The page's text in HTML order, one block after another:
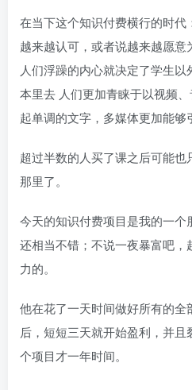
在当下这个知识付费横行的时
越来越认可，或者说越来越愿意
人们浮躁的内心就决定了学生
本里去 人们更加青睐于以视频
起单调的文字，多媒体更加能够
超过半数的人买了课之后可能
那里了。
今天的知识付费项目是我的一
还相当不错；不说一夜暴富吧
力的。
他在花了一天时间做好所有的全
后，短短三天就开始盈利，并
个项目才一年时间。